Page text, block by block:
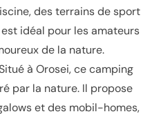
des terrains de sport
idéal pour les amateurs
de la nature.
à Orosei, ce camping
par la nature. Il propose
et des mobil-homes,